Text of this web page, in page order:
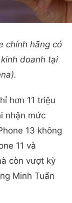
chính hãng có
doanh tại
hơn 11 triệu
nhận mức
13 không
11 và
còn vượt kỳ
Minh Tuấn